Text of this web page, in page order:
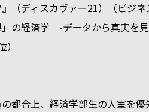
（ディスカヴァー21）（ビジネ
の経済学 -データから真実を
経済学部生の入室を優先さ